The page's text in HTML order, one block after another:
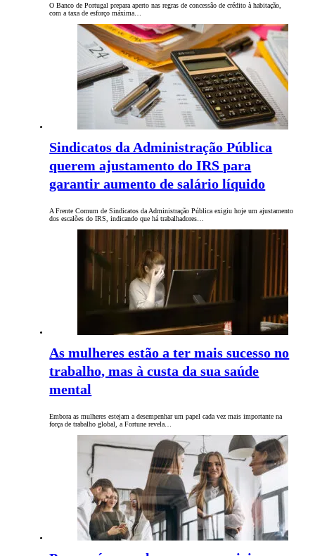
O Banco de Portugal prepara aperto nas regras de concessão de crédito à habitação,
com a taxa de esforço máxima…
Sindicatos da Administração Pública
querem ajustamento do IRS para
garantir aumento de salário líquido
A Frente Comum de Sindicatos da Administração Pública exigiu hoje um ajustamento
dos escalões do IRS, indicando que há trabalhadores…
As mulheres estão a ter mais sucesso no
trabalho, mas à custa da sua saúde
mental
Embora as mulheres estejam a desempenhar um papel cada vez mais importante na
força de trabalho global, a Fortune revela…